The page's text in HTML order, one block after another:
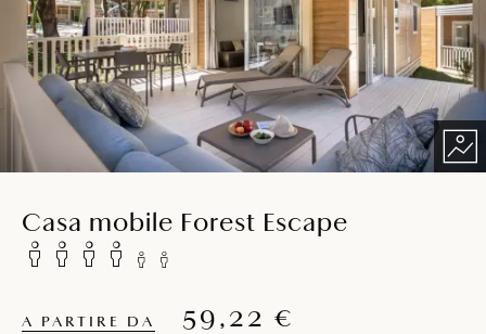
Casa mobile Forest Escape
A PARTIRE DA 59,22 €